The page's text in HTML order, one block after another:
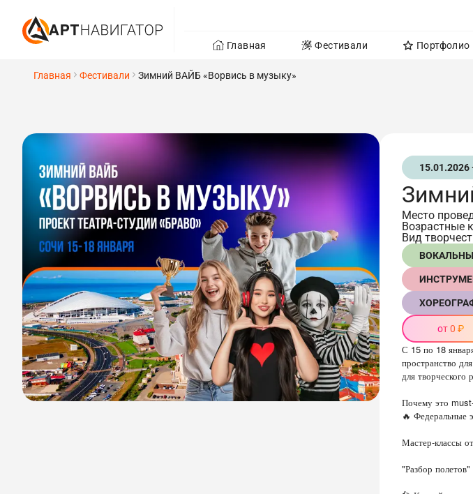
Главная Фестивали Портфолио
Главная Фестивали Зимний ВАЙБ «Ворвись в музыку»
15.01.2026
Место
Возрастные
Вид
от 0 ₽
С 15 по 18
пространство
для
Почему это
🔥 Федеральные
Мастер-классы
"Разбор